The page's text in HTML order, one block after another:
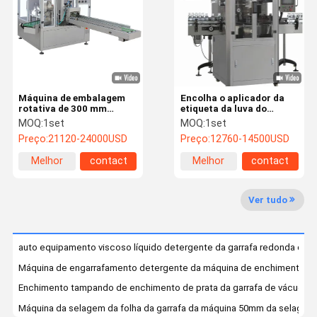
Controle Da
Notícia
Citações
Máquina de enchimento desinfetante
Máquina de enchimento detergente
Máquina de enchimento do lubrificante
Máquina tampando Inline
Máquina de empacotamento química
Encolha o aplicador da
etiqueta da luva do
estiramento da máquina
de etiquetas 2.1m da luva
MOQ:1set
Preço:12760-14500USD
Melhor
contact
Máquina de embalagem
rotativa de 300 mm
1500g Máquina de
embalagem de saco
vertical totalmente
MOQ:1set
Preço:21120-24000USD
Melhor
contact
Ver tudo
auto equipamento viscoso líquido detergente da garrafa redonda de
Máquina de engarrafamento detergente da máquina de enchimento
Enchimento tampando de enchimento de prata da garrafa de vácuo
Máquina da selagem da folha da garrafa da máquina 50mm da